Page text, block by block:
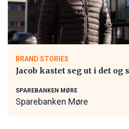
BRAND STORIES
Jacob kastet seg ut i det
SPAREBANKEN MØRE
Sparebanken Møre